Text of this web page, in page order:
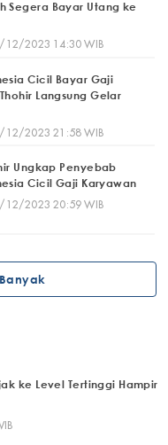
Segera Bayar Utang ke
12/2023 14:30 WIB
Cicil Bayar Gaji
Langsung Gelar
12/2023 21:58 WIB
Ungkap Penyebab
Cicil Gaji Karyawan
12/2023 20:59 WIB
ke Level Tertinggi Hampir